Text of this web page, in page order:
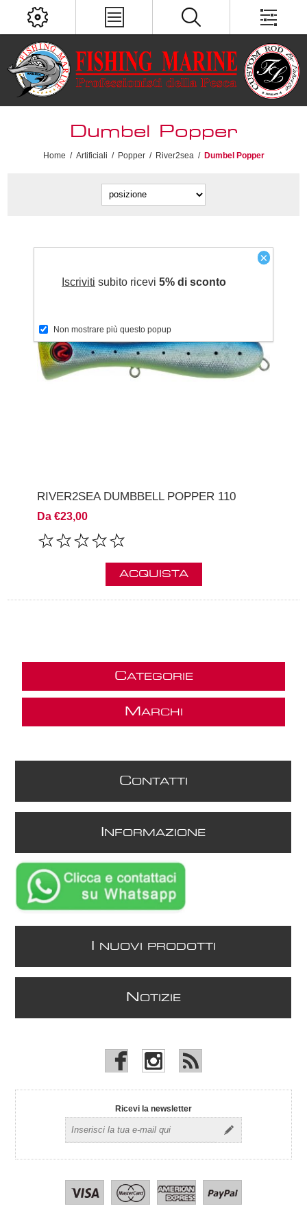
Dumbel Popper
Home / Artificiali / Popper / River2sea / Dumbel Popper
RIVER2SEA DUMBBELL POPPER 110
Da €23,00
ACQUISTA
CATEGORIE
M ARCHI
CONTATTI
NFORMAZIONE
NUOVI PRODOTTI
N OTIZIE
Ricevi la newsletter
×
Iscriviti subito ricevi 5% di sconto
Non mostrare più questo popup